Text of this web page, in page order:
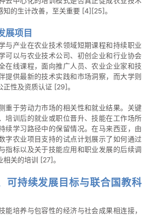
知的生计改善，至关重要 [4][25]。
展项目
与产业在农业技术领域短期课程和持续职业
可以与农业技术公司、初创企业和行业协会
在线课程，面向推广人员、农业企业家和技
提供最新的技术实践和市场洞察，而大学则
性及资质认证 [29]。
重于劳动力市场的相关性和就业结果。关键
培训后的就业或职位晋升、技能在工作场所
续学习路径中的保留情况。在马来西亚，由
字农业项目支持的试点计划展示了如何通过
指标以及关于技能应用和职业发展的后续调
关的培训 [27]。
可持续发展目标与联合国教科
能培养与包容性的经济与社会成果相连接，